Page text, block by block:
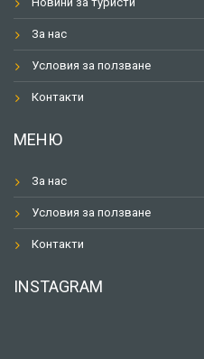
За нас
Условия за ползване
Контакти
МЕНЮ
За нас
Условия за ползване
Контакти
INSTAGRAM